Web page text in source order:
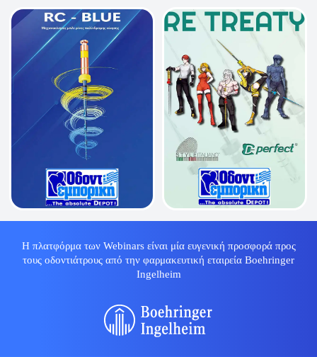
Η πλατφόρμα των Webinars είναι μία ευγενική προσφορά προς
τους οδοντιάτρους από την φαρμακευτική εταιρεία Boehringer
Ingelheim